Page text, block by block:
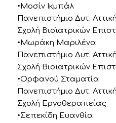
•Μοσίν Ικμπάλ
Πανεπιστήμιο Δυτ.
Σχολή Βιοϊατρικών
•Μωράκη Μαριλένα
Πανεπιστήμιο Δυτ.
Σχολή Βιοϊατρικών
•Ορφανού Σταματία
Πανεπιστήμιο Δυτ.
Σχολή Εργοθεραπείας
•Σεπεκίδη Ευανθία